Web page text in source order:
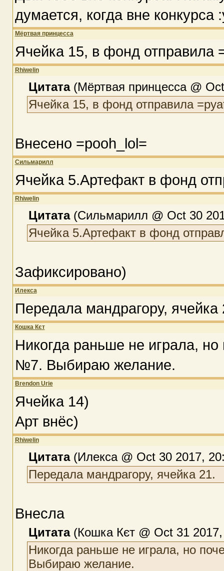
думается, когда вне конкурса
Мёртвая принцесса
Ячейка 15, в фонд отправила
Rhiwelin
Цитата(Мёртвая принцесса @
Ячейка 15, в фонд отправила
Внесено =pooh_lol=
Сильмарилл
Ячейка 5.Артефакт в фонд
Rhiwelin
Цитата(Сильмарилл @ Oct 30
Ячейка 5.Артефакт в фонд
Зафиксировано)
Илекса
Передала мандрагору, ячейка
Кошка Кєт
Никогда раньше не играла,
№7. Выбираю желание.
Brendon Urie
Ячейка 14)
Арт внёс)
Rhiwelin
Цитата(Илекса @ Oct 30 2017,
Передала мандрагору, ячейка 21.
Внесла
Цитата(Кошка Кєт @ Oct 31
Никогда раньше не играла, но
Выбираю желание.